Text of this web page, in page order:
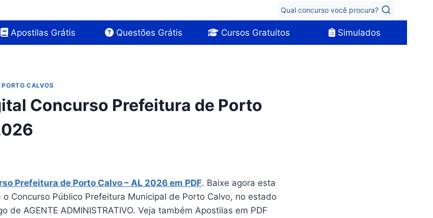
Qual concurso você procura?
Apostilas Grátis Questões Grátis Cursos Gratuitos Simulados
PORTO CALVOS
Concurso Prefeitura de Porto
Prefeitura de Porto Calvo – AL 2026 em PDF. Baixe agora esta
Concurso Público Prefeitura Municipal de Porto Calvo, no estado
de AGENTE ADMINISTRATIVO. Veja também Apostilas em PDF